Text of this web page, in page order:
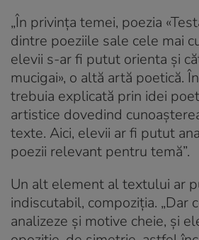
„În privința temei, poezia
dintre poeziile sale cele mai
elevii s-ar fi putut orienta și
mucigai», o altă artă poetică.
trebuia explicată prin idei
artistice dovedind
texte. Aici, elevii ar fi putut
poezii relevant pentru temă”.
Un alt element al textului ar
indiscutabil, compoziția. „Dar
analizeze și motive cheie, și